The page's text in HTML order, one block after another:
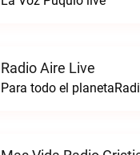
Radio Aire Live
Para todo el